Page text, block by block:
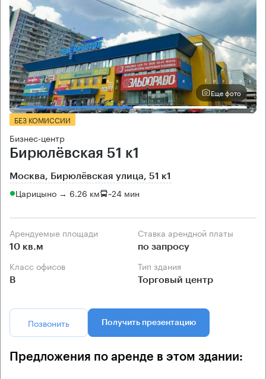
Еще фото
БЕЗ КОМИССИИ
Бизнес-центр
Бирюлёвская 51 к1
Москва, Бирюлёвская улица, 51 к1
Царицыно → 6.26 км ~24 мин
Арендуемые площади
10 кв.м
Ставка арендной платы
по запросу
Класс офисов
B
Тип здания
Торговый центр
Позвонить Получить презентацию
Предложения по аренде в этом здании: